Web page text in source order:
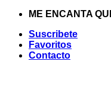
Saltar
contenido
ME ENCANTA
Suscribete
Favoritos
Contacto